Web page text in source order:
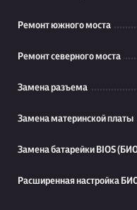
Ремонт южного моста
Ремонт северного моста
Замена разъема
Замена материнской платы
Замена батарейки BIOS
Расширенная настройка